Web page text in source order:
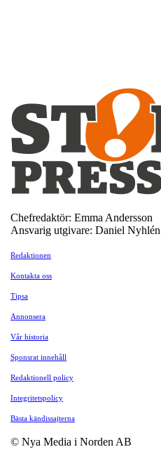
Chefredaktör: Emma Andersson
Ansvarig utgivare: Daniel Nyhlén
Redaktionen
Kontakta oss
Tipsa
Annonsera
Vår historia
Sponsrat innehåll
Redaktionell policy
Integritetspolicy
Bästa kändissajterna
© Nya Media i Norden AB